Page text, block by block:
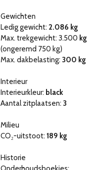
Gewichten
Ledig gewicht: 2.086 kg
Max. trekgewicht: 3.500 kg
(ongeremd 750 kg)
Max. dakbelasting: 300 kg
Interieur
Interieurkleur: black
Aantal zitplaatsen: 3
Milieu
CO₂-uitstoot: 189 kg
Historie